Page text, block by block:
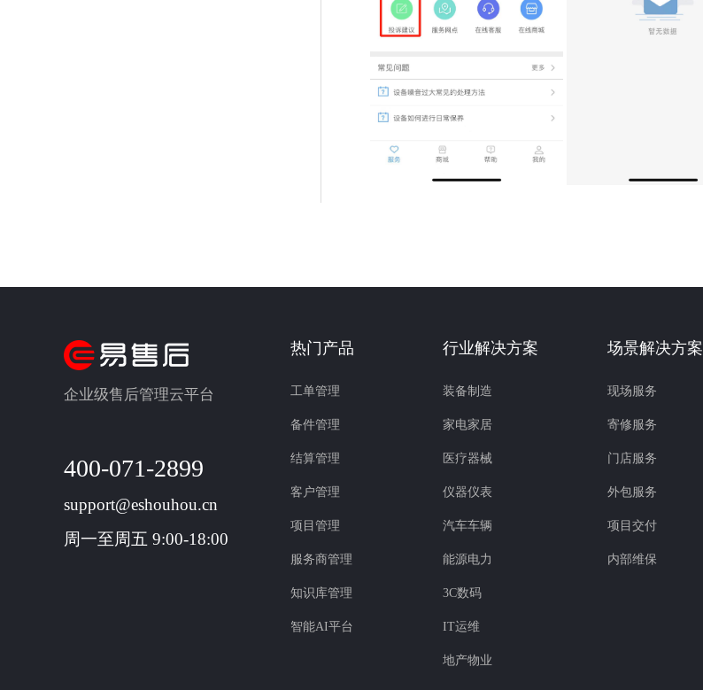
企业级售后管理云平台
400-071-2899
support@eshouhou.cn
周一至周五 9:00-18:00
热门产品
工单管理
备件管理
结算管理
客户管理
项目管理
服务商管理
知识库管理
智能AI平台
行业解决方案
装备制造
家电家居
医疗器械
仪器仪表
汽车车辆
能源电力
3C数码
IT运维
地产物业
场景解决方案
现场服务
寄修服务
门店服务
外包服务
项目交付
内部维保